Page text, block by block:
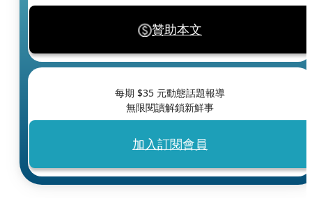
贊助本文
每期 $35 元動態話題報導
無限閱讀解鎖新鮮事
加入訂閱會員